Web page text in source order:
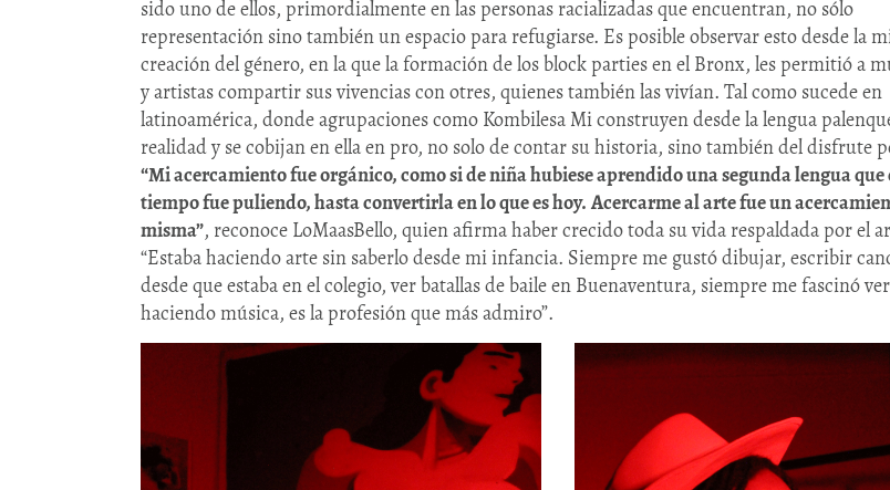
sido uno de ellos, primordialmente en las personas racializadas que encuentran, no sólo
representación sino también un espacio para refugiarse. Es posible observar esto desde la
creación del género, en la que la formación de los block parties en el Bronx, les permitió a
y artistas compartir sus vivencias con otres, quienes también las vivían. Tal como sucede en
latinoamérica, donde agrupaciones como Kombilesa Mi construyen desde la lengua
realidad y se cobijan en ella en pro, no solo de contar su historia, sino también del disfrute
“Mi acercamiento fue orgánico, como si de niña hubiese aprendido una segunda lengua que
tiempo fue puliendo, hasta convertirla en lo que es hoy. Acercarme al arte fue un
misma”, reconoce LoMaasBello, quien afirma haber crecido toda su vida respaldada por el
“Estaba haciendo arte sin saberlo desde mi infancia. Siempre me gustó dibujar, escribir
desde que estaba en el colegio, ver batallas de baile en Buenaventura, siempre me fascinó
haciendo música, es la profesión que más admiro”.